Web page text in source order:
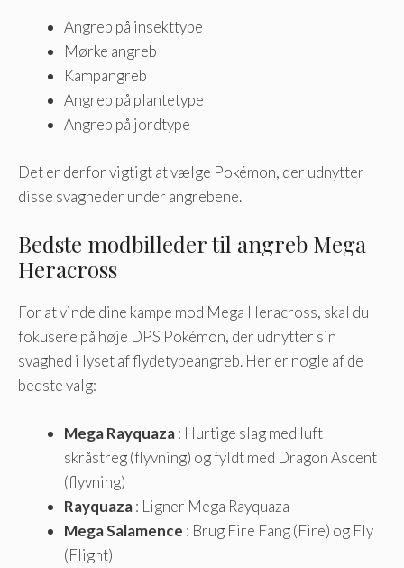
Angreb på insekttype
Mørke angreb
Kampangreb
Angreb på plantetype
Angreb på jordtype
Det er derfor vigtigt at vælge Pokémon, der udnytter
disse svagheder under angrebene.
Bedste modbilleder til angreb Mega
Heracross
For at vinde dine kampe mod Mega Heracross, skal du
fokusere på høje DPS Pokémon, der udnytter sin
svaghed i lyset af flydetypeangreb. Her er nogle af de
bedste valg:
Mega Rayquaza: Hurtige slag med luft
skråstreg (flyvning) og fyldt med Dragon Ascent
(flyvning)
Rayquaza: Ligner Mega Rayquaza
Mega Salamence : Brug Fire Fang (Fire) og Fly
(Flight)